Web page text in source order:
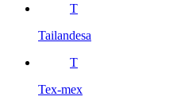
T
Tailandesa
T
Tex-mex